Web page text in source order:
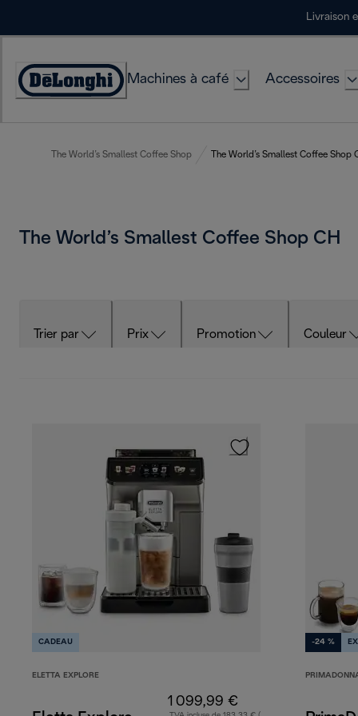
Livraison
Déclaration
Machines à café Accessoires
The World’s Smallest Coffee Shop The World’s Smallest Coffee Shop
The World’s Smallest Coffee Shop CH
Trier par Prix Promotion Couleur
CADEAU
ELETTA EXPLORE
1 099,99 €
-24 %